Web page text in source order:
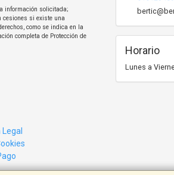
información solicitada;
cesiones si existe una
como se indica en la
completa de Protección de
Horario
Lunes a